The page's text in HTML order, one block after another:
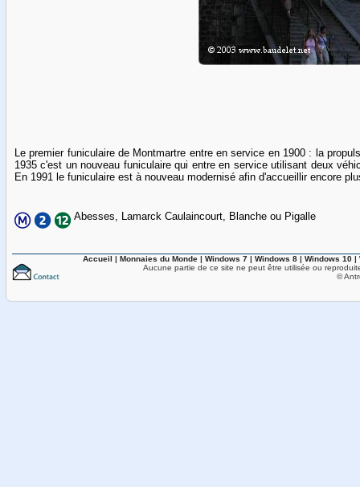
Le premier funiculaire de Montmartre entre en service en 1900 : la
1935 c'est un nouveau funiculaire qui entre en service utilisant deux
En 1991 le funiculaire est à nouveau modernisé afin d'accueillir encore
Abesses, Lamarck Caulaincourt, Blanche ou Pigalle
Accueil | Monnaies du Monde | Windows 7 | Windows 8 | Windows 10 |
Aucune partie de ce site ne peut être utilisée ou
©